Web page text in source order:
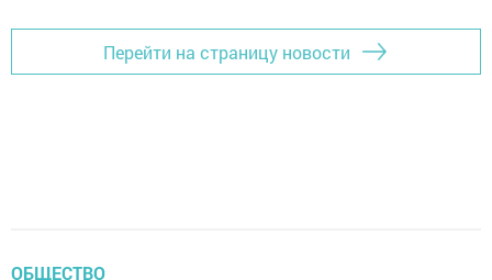
Перейти на страницу новости
ОБЩЕСТВО